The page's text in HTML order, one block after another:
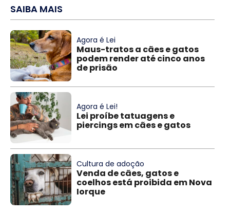
SAIBA MAIS
Agora é Lei
Maus-tratos a cães e gatos
podem render até cinco anos
de prisão
Agora é Lei!
Lei proíbe tatuagens e
piercings em cães e gatos
Cultura de adoção
Venda de cães, gatos e
coelhos está proibida em Nova
Iorque